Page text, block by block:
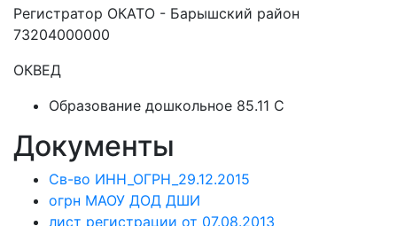
Регистратор ОКАТО - Барышский район
73204000000
ОКВЕД
Образование дошкольное 85.11 C
Документы
Св-во ИНН_ОГРН_29.12.2015
огрн МАОУ ДОД ДШИ
лист регистрации от 07.08.2013